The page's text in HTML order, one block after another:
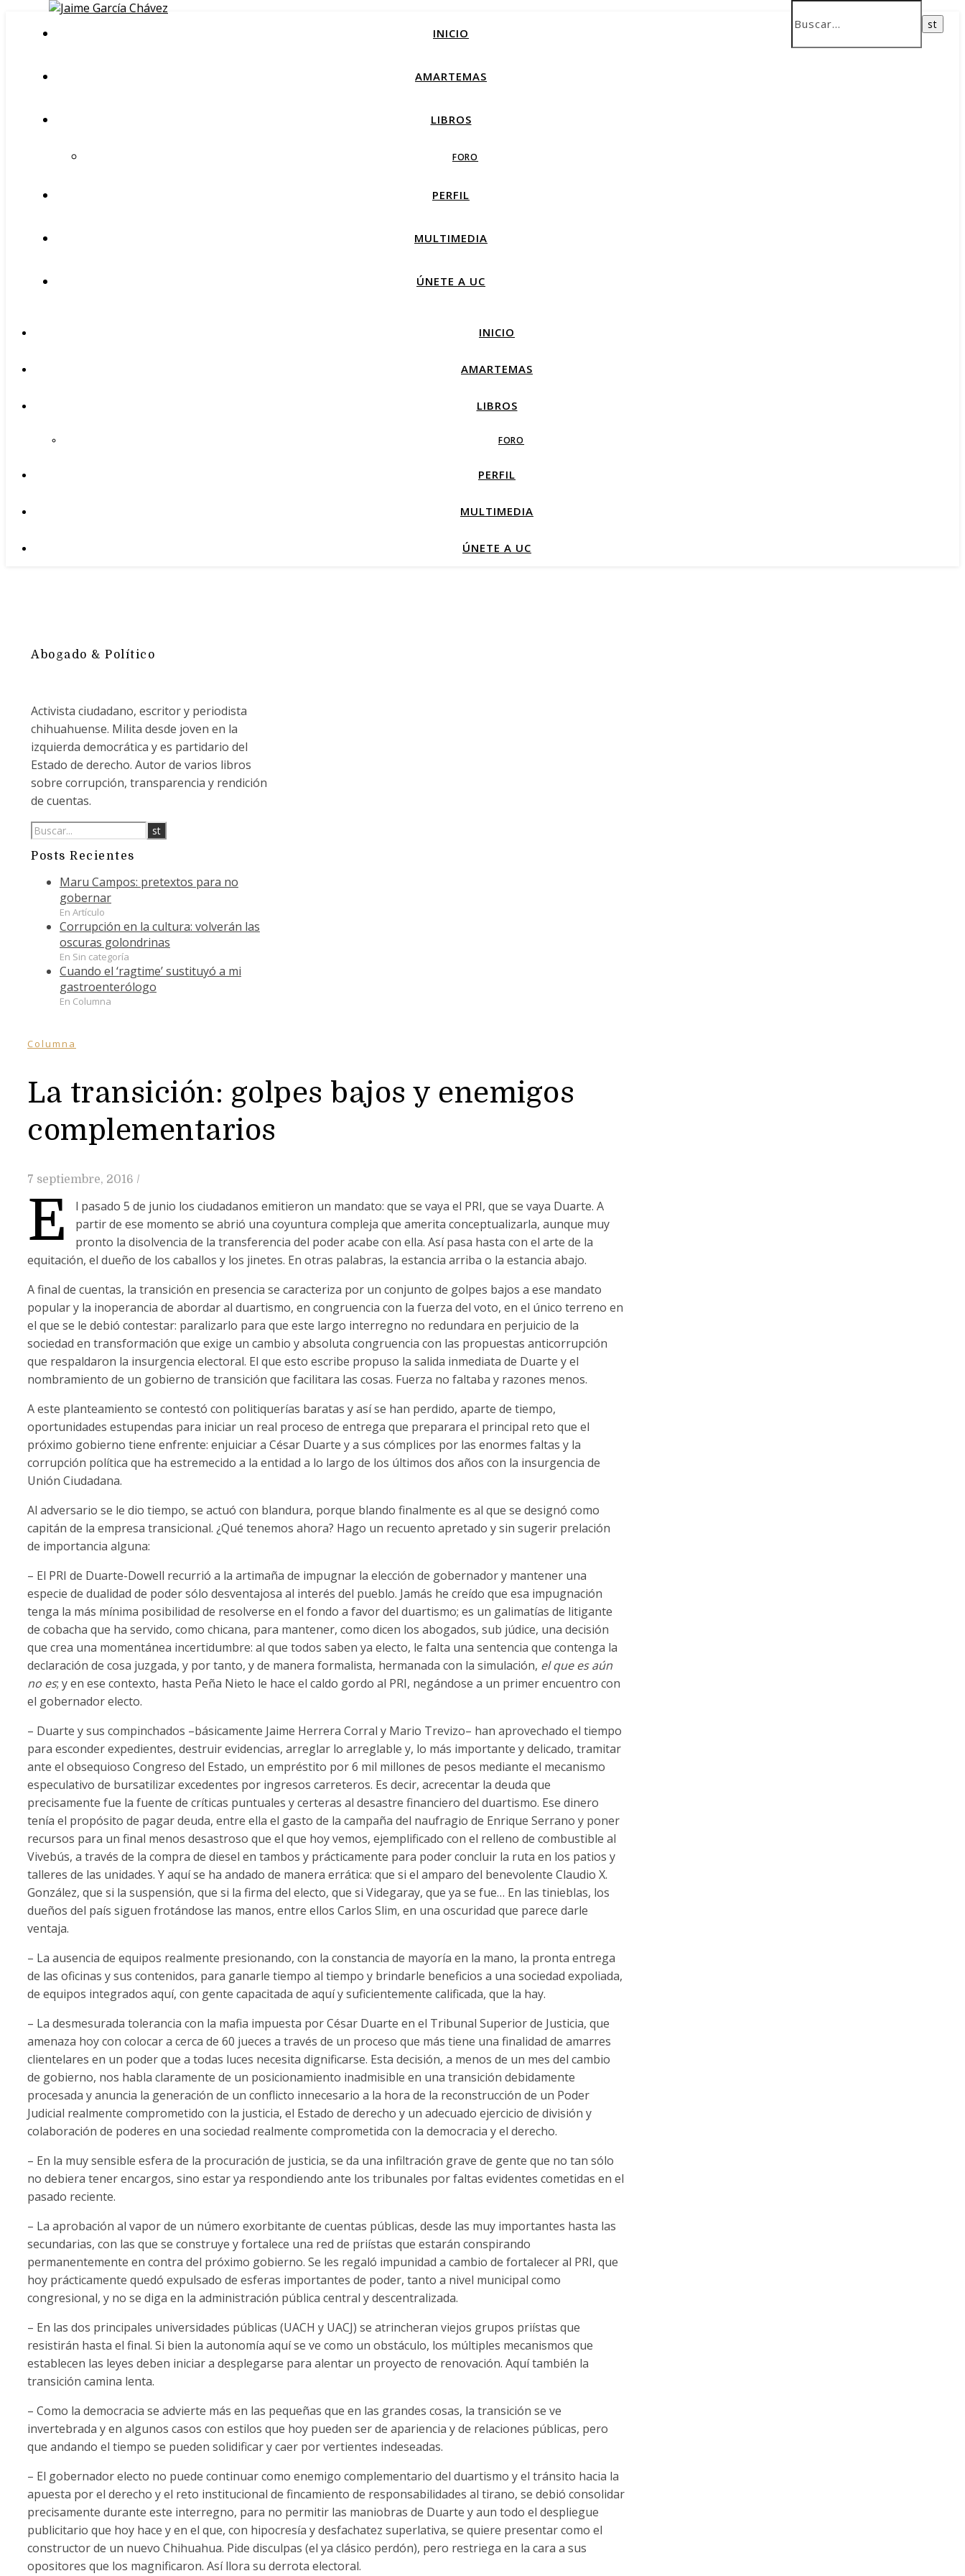
INICIO
AMARTEMAS
LIBROS
FORO
PERFIL
MULTIMEDIA
ÚNETE A UC
INICIO
AMARTEMAS
LIBROS
FORO
PERFIL
MULTIMEDIA
ÚNETE A UC
Abogado & Político
Activista ciudadano, escritor y periodista
chihuahuense. Milita desde joven en la
izquierda democrática y es partidario del
Estado de derecho. Autor de varios libros
sobre corrupción, transparencia y rendición
de cuentas.
Posts Recientes
Maru Campos: pretextos para no
gobernar
En Artículo
Corrupción en la cultura: volverán las
oscuras golondrinas
En Sin categoría
Cuando el ‘ragtime’ sustituyó a mi
gastroenterólogo
En Columna
Columna
La transición: golpes bajos y enemigos
complementarios
7 septiembre, 2016 /
E
l pasado 5 de junio los ciudadanos emitieron un mandato: que se vaya el PRI, que se vaya Duarte. A
partir de ese momento se abrió una coyuntura compleja que amerita conceptualizarla, aunque muy
pronto la disolvencia de la transferencia del poder acabe con ella. Así pasa hasta con el arte de la
equitación, el dueño de los caballos y los jinetes. En otras palabras, la estancia arriba o la estancia abajo.
A final de cuentas, la transición en presencia se caracteriza por un conjunto de golpes bajos a ese mandato
popular y la inoperancia de abordar al duartismo, en congruencia con la fuerza del voto, en el único terreno en
el que se le debió contestar: paralizarlo para que este largo interregno no redundara en perjuicio de la
sociedad en transformación que exige un cambio y absoluta congruencia con las propuestas anticorrupción
que respaldaron la insurgencia electoral. El que esto escribe propuso la salida inmediata de Duarte y el
nombramiento de un gobierno de transición que facilitara las cosas. Fuerza no faltaba y razones menos.
A este planteamiento se contestó con politiquerías baratas y así se han perdido, aparte de tiempo,
oportunidades estupendas para iniciar un real proceso de entrega que preparara el principal reto que el
próximo gobierno tiene enfrente: enjuiciar a César Duarte y a sus cómplices por las enormes faltas y la
corrupción política que ha estremecido a la entidad a lo largo de los últimos dos años con la insurgencia de
Unión Ciudadana.
Al adversario se le dio tiempo, se actuó con blandura, porque blando finalmente es al que se designó como
capitán de la empresa transicional. ¿Qué tenemos ahora? Hago un recuento apretado y sin sugerir prelación
de importancia alguna:
– El PRI de Duarte-Dowell recurrió a la artimaña de impugnar la elección de gobernador y mantener una
especie de dualidad de poder sólo desventajosa al interés del pueblo. Jamás he creído que esa impugnación
tenga la más mínima posibilidad de resolverse en el fondo a favor del duartismo; es un galimatías de litigante
de cobacha que ha servido, como chicana, para mantener, como dicen los abogados, sub júdice, una decisión
que crea una momentánea incertidumbre: al que todos saben ya electo, le falta una sentencia que contenga la
declaración de cosa juzgada, y por tanto, y de manera formalista, hermanada con la simulación, el que es aún
no es; y en ese contexto, hasta Peña Nieto le hace el caldo gordo al PRI, negándose a un primer encuentro con
el gobernador electo.
– Duarte y sus compinchados –básicamente Jaime Herrera Corral y Mario Trevizo– han aprovechado el tiempo
para esconder expedientes, destruir evidencias, arreglar lo arreglable y, lo más importante y delicado, tramitar
ante el obsequioso Congreso del Estado, un empréstito por 6 mil millones de pesos mediante el mecanismo
especulativo de bursatilizar excedentes por ingresos carreteros. Es decir, acrecentar la deuda que
precisamente fue la fuente de críticas puntuales y certeras al desastre financiero del duartismo. Ese dinero
tenía el propósito de pagar deuda, entre ella el gasto de la campaña del naufragio de Enrique Serrano y poner
recursos para un final menos desastroso que el que hoy vemos, ejemplificado con el relleno de combustible al
Vivebús, a través de la compra de diesel en tambos y prácticamente para poder concluir la ruta en los patios y
talleres de las unidades. Y aquí se ha andado de manera errática: que si el amparo del benevolente Claudio X.
González, que si la suspensión, que si la firma del electo, que si Videgaray, que ya se fue… En las tinieblas, los
dueños del país siguen frotándose las manos, entre ellos Carlos Slim, en una oscuridad que parece darle
ventaja.
– La ausencia de equipos realmente presionando, con la constancia de mayoría en la mano, la pronta entrega
de las oficinas y sus contenidos, para ganarle tiempo al tiempo y brindarle beneficios a una sociedad expoliada,
de equipos integrados aquí, con gente capacitada de aquí y suficientemente calificada, que la hay.
– La desmesurada tolerancia con la mafia impuesta por César Duarte en el Tribunal Superior de Justicia, que
amenaza hoy con colocar a cerca de 60 jueces a través de un proceso que más tiene una finalidad de amarres
clientelares en un poder que a todas luces necesita dignificarse. Esta decisión, a menos de un mes del cambio
de gobierno, nos habla claramente de un posicionamiento inadmisible en una transición debidamente
procesada y anuncia la generación de un conflicto innecesario a la hora de la reconstrucción de un Poder
Judicial realmente comprometido con la justicia, el Estado de derecho y un adecuado ejercicio de división y
colaboración de poderes en una sociedad realmente comprometida con la democracia y el derecho.
– En la muy sensible esfera de la procuración de justicia, se da una infiltración grave de gente que no tan sólo
no debiera tener encargos, sino estar ya respondiendo ante los tribunales por faltas evidentes cometidas en el
pasado reciente.
– La aprobación al vapor de un número exorbitante de cuentas públicas, desde las muy importantes hasta las
secundarias, con las que se construye y fortalece una red de priístas que estarán conspirando
permanentemente en contra del próximo gobierno. Se les regaló impunidad a cambio de fortalecer al PRI, que
hoy prácticamente quedó expulsado de esferas importantes de poder, tanto a nivel municipal como
congresional, y no se diga en la administración pública central y descentralizada.
– En las dos principales universidades públicas (UACH y UACJ) se atrincheran viejos grupos priístas que
resistirán hasta el final. Si bien la autonomía aquí se ve como un obstáculo, los múltiples mecanismos que
establecen las leyes deben iniciar a desplegarse para alentar un proyecto de renovación. Aquí también la
transición camina lenta.
– Como la democracia se advierte más en las pequeñas que en las grandes cosas, la transición se ve
invertebrada y en algunos casos con estilos que hoy pueden ser de apariencia y de relaciones públicas, pero
que andando el tiempo se pueden solidificar y caer por vertientes indeseadas.
– El gobernador electo no puede continuar como enemigo complementario del duartismo y el tránsito hacia la
apuesta por el derecho y el reto institucional de fincamiento de responsabilidades al tirano, se debió consolidar
precisamente durante este interregno, para no permitir las maniobras de Duarte y aun todo el despliegue
publicitario que hoy hace y en el que, con hipocresía y desfachatez superlativa, se quiere presentar como el
constructor de un nuevo Chihuahua. Pide disculpas (el ya clásico perdón), pero restriega en la cara a sus
opositores que los magnificaron. Así llora su derrota electoral.